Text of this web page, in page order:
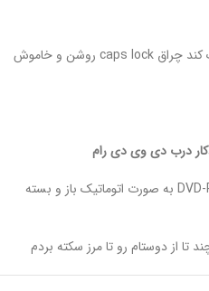
هر موقع دوستتان بر روی این فایل کلیک کند چراق caps lock روشن و خاموش
درب دی وی دی رام
در این اسکریپت درب CD-ROM یا DVD-ROM به صورت اتوماتیک باز و بسته
از دوستام رو تا مرز سکته بردم